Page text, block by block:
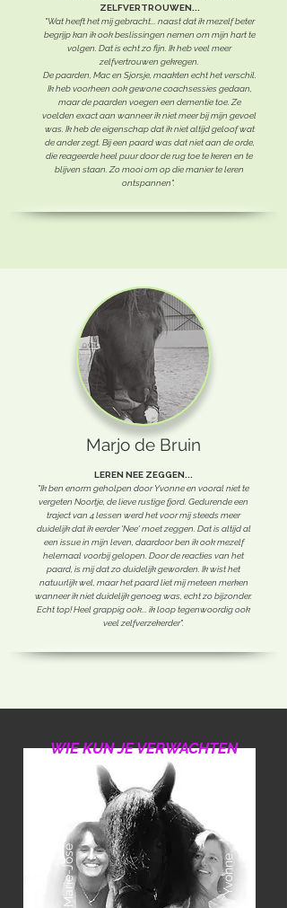
ZELFVERTROUWEN...
"Wat heeft het mij gebracht... naast dat ik mezelf beter
begrijp kan ik ook beslissingen nemen om mijn hart te
volgen. Dat is echt zo fijn. Ik heb veel meer
zelfvertrouwen gekregen.
De paarden, Mac en Sjorsje, maakten echt het verschil.
Ik heb voorheen ook gewone coachsessies gedaan,
maar de paarden voegen een dementie toe. Ze
voelden exact aan wanneer ik niet meer bij mijn gevoel
was. Ik heb de eigenschap dat ik niet altijd geloof wat
de ander zegt. Bij een paard was dat niet aan de orde,
die reageerde heel puur door de rug toe te keren en te
blijven staan. Zo mooi om op die manier te leren
ontspannen".
Marjo de Bruin
LEREN NEE ZEGGEN...
"Ik ben enorm geholpen door Yvonne en vooral niet te
vergeten Noortje, de lieve rustige fjord. Gedurende een
traject van 4 lessen werd het voor mij steeds meer
duidelijk dat ik eerder 'Nee' moet zeggen. Dat is altijd al
een issue in mijn leven, daardoor ben ik ook mezelf
helemaal voorbij gelopen. Door de reacties van het
paard, is mij dat zo duidelijk geworden. Ik wist het
natuurlijk wel, maar het paard liet mij meteen merken
wanneer ik niet duidelijk genoeg was, echt zo bijzonder.
Echt top! Heel grappig ook... ik loop tegenwoordig ook
veel zelfverzekerder".
Yvonne
Marie-José
WIE KUN JE VERWACHTEN